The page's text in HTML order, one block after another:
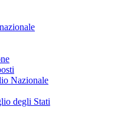
Nazionale
degli Stati